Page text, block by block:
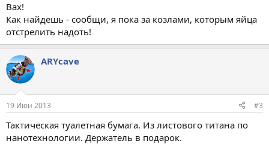
Вах!
Как найдешь - сообщи, я пока за козлами, которым яйца
отстрелить надоть!
ARYсave
19 Июн 2013 #3
Тактическая туалетная бумага. Из листового титана по
нанотехнологии. Держатель в подарок.